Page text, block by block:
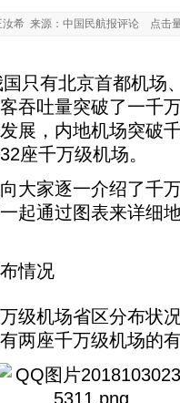
汝希 来源：中国民航报评论 点击
有北京首都机场
吞吐量突破了一千
展，内地机场突破
座千万级机场。
家逐一介绍了千
起通过图表来详细
情况
机场省区分布状
两座千万级机场的